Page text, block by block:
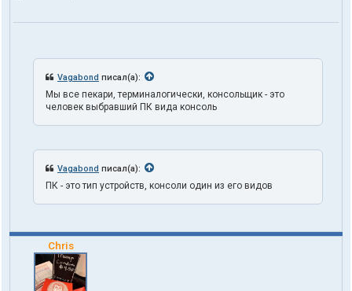
Vagabond писал(а):
Мы все пекари, терминалогически, консольщик - это
человек выбравший ПК вида консоль
Vagabond писал(а):
ПК - это тип устройств, консоли один из его видов
Chris